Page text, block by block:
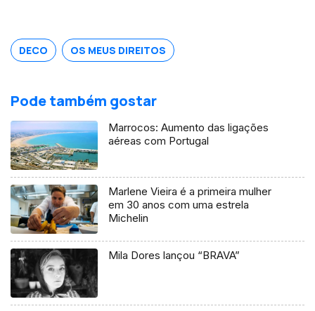
sacrifício e passar a ser vista como
uma escolha consciente, inteligente,
que poderá ser até libertadora.
DECO OS MEUS DIREITOS
Pode também gostar
Marrocos: Aumento das ligações
aéreas com Portugal
Marlene Vieira é a primeira mulher
em 30 anos com uma estrela
Michelin
Mila Dores lançou “BRAVA”